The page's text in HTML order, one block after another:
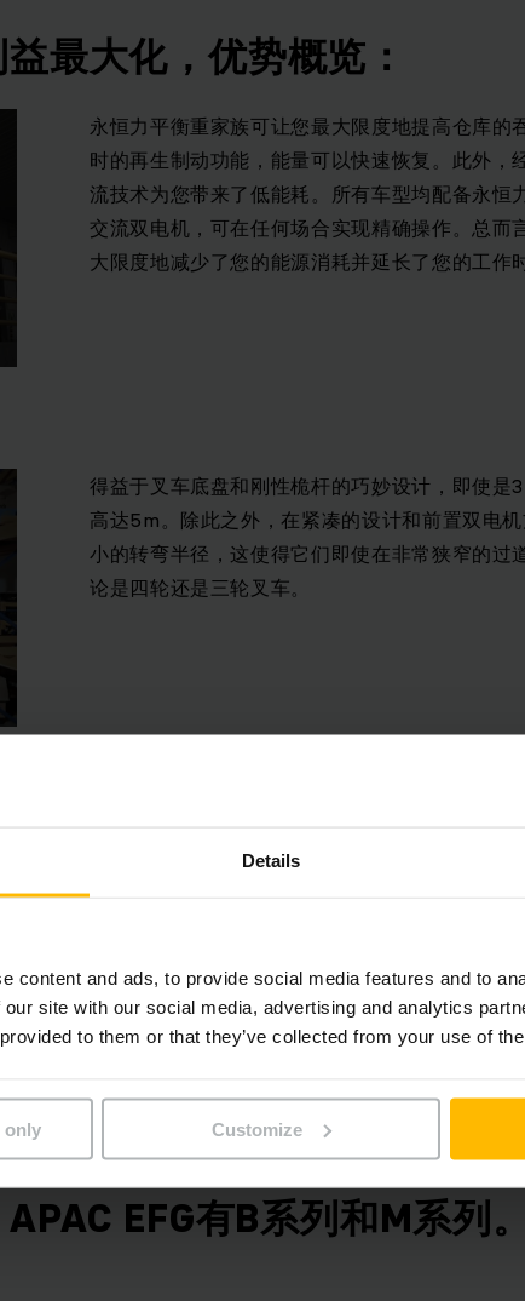
Details
content and ads, to provide social media features and to
site with our social media, advertising and analytics
to them or that they’ve collected from your use of
only Customize
最大化，优势概览：
永恒力平衡重家族可让您最大限度地提高仓库的
时的再生制动功能，能量可以快速恢复。此外，
流技术为您带来了低能耗。所有车型均配备永恒
交流双电机，可在任何场合实现精确操作。总而
大限度地减少了您的能源消耗并延长了您的工作
得益于叉车底盘和刚性桅杆的巧妙设计，即使是
高达5m。除此之外，在紧凑的设计和前置双电
小的转弯半径，这使得它们即使在非常狭窄的过
论是四轮还是三轮叉车。
所有电动平衡重叉车都配备锂离子电池。此外，
的侧向电池更换。由于电动平衡重叉车家族都是
APAC EFG有B系列和M系列。